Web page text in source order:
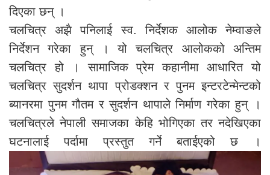
दिएका छन् ।
चलचित्र अझै पनिलाई स्व. निर्देशक आलोक नेम्वाङले
निर्देशन गरेका हुन् । यो चलचित्र आलोकको अन्तिम
चलचित्र हो । सामाजिक प्रेम कहानीमा आधारित यो
चलचित्र सुदर्शन थापा प्रोडक्शन र पुनम इन्टरटेन्मेन्टको
ब्यानरमा पुनम गौतम र सुदर्शन थापाले निर्माण गरेका हुन् ।
चलचित्रले नेपाली समाजका केहि भोगिएका तर नदेखिएका
घटनालाई पर्दामा प्रस्तुत गर्ने बताईएको छ ।